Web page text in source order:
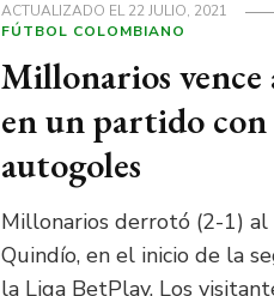
ACTUALIZADO EL22 JULIO, 2021
FÚTBOL COLOMBIANO
Millonarios
en un partido con
autogoles
Millonarios derrotó (2-1) al
Quindío, en el inicio de la
la Liga BetPlay. Los